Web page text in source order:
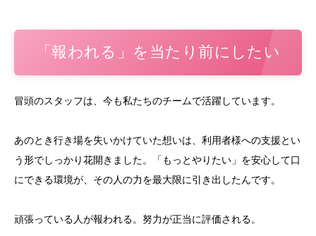
「報われる」を当たり前にしたい
冒頭のスタッフは、今も私たちのチームで活躍しています。
あのとき行き場を失いかけていた想いは、利用者様への支援とい
う形でしっかり花開きました。「もっとやりたい」を安心して口
にできる環境が、その人の力を最大限に引き出したんです。
頑張っている人が報われる。努力が正当に評価される。